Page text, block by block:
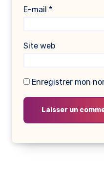
E-mail *
Site web
Enregistrer mon